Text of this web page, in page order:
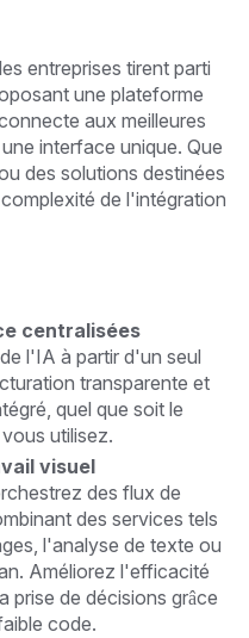
entreprises tirent parti
une plateforme
aux meilleures
interface unique. Que
des solutions destinées
de l'intégration
centralisées
l'IA à partir d'un seul
transparente et
quel que soit le
utilisez.
visuel
des flux de
des services tels
l'analyse de texte ou
Améliorez l'efficacité
prise de décisions grâce
code.